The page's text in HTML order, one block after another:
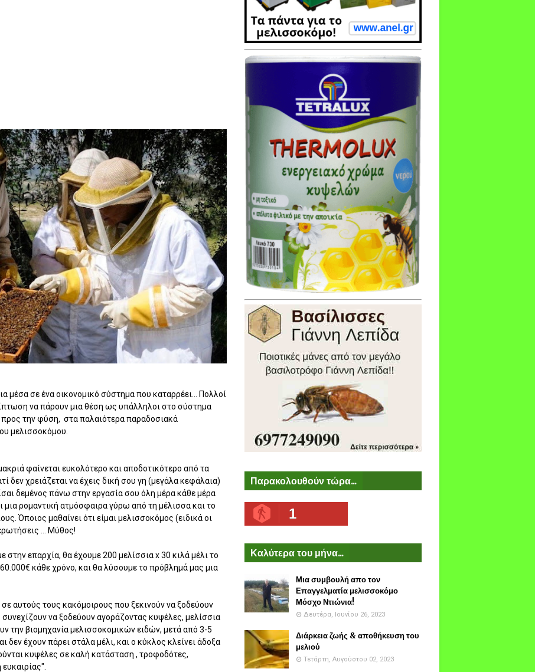
μέσα σε ένα οικονομικό σύστημα που καταρρέει... Πολλοί
να πάρουν μια θέση ως υπάλληλοι στο σύστημα
προς την φύση, στα παλαιότερα παραδοσιακά
μελισσοκόμου.
φαίνεται ευκολότερο και αποδοτικότερο από τα
δεν χρειάζεται να έχεις δική σου γη (μεγάλα κεφάλαια)
δεμένος πάνω στην εργασία σου όλη μέρα κάθε μέρα
ρομαντική ατμόσφαιρα γύρω από τη μέλισσα και το
Όποιος μαθαίνει ότι είμαι μελισσοκόμος (ειδικά οι
… Μύθος!
στην επαρχία, θα έχουμε 200 μελίσσια x 30 κιλά μέλι το
κάθε χρόνο, και θα λύσουμε το πρόβλημά μας μια
αυτούς τους κακόμοιρους που ξεκινούν να ξοδεύουν
να ξοδεύουν αγοράζοντας κυψέλες, μελίσσια
την βιομηχανία μελισσοκομικών ειδών, μετά από 3-5
δεν έχουν πάρει στάλα μέλι, και ο κύκλος κλείνει άδοξα
κυψέλες σε καλή κατάσταση , τροφοδότες,
Παρακολουθούν τώρα...
1
Καλύτερα του μήνα...
Μια συμβουλή απο τον
Επαγγελματία μελισσοκόμο
Μόσχο Ντιώνια!
Δευτέρα, Ιουνίου 26, 2023
Διάρκεια ζωής & αποθήκευση του
μελιού
Τετάρτη, Αυγούστου 02, 2023